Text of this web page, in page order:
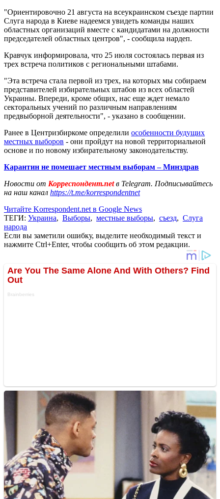
"Ориентировочно 21 августа на всеукраинском съезде партии
Слуга народа в Киеве надеемся увидеть команды наших
областных организаций вместе с кандидатами на должности
председателей областных центров", - сообщила нардеп.
Кравчук информировала, что 25 июля состоялась первая из
трех встреча политиков с региональными штабами.
"Эта встреча стала первой из трех, на которых мы собираем
представителей избирательных штабов из всех областей
Украины. Впереди, кроме общих, нас еще ждет немало
секторальных учений по различным направлениям
предвыборной деятельности", - указано в сообщении.
Ранее в Центризбиркоме определили особенности будущих
местных выборов - они пройдут на новой территориальной
основе и по новому избирательному законодательству.
Карантин не помешает местным выборам – Минздрав
Новости от Корреспондент.netв Telegram. Подписывайтесь
на наш канал https://t.me/korrespondentnet
Читайте Korrespondent.net в Google News
ТЕГИ: Украина, Выборы, местные выборы, съезд, Слуга
народа
Если вы заметили ошибку, выделите необходимый текст и
нажмите Ctrl+Enter, чтобы сообщить об этом редакции.